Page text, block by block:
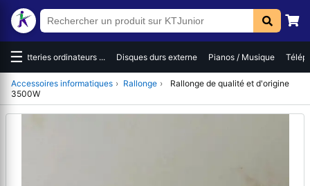
☰Batteries ordinateurs ... Disques durs externe Pianos / Musique
Accessoires informatiques › Rallonge ›
Rallonge de qualité et d'origine
3500W